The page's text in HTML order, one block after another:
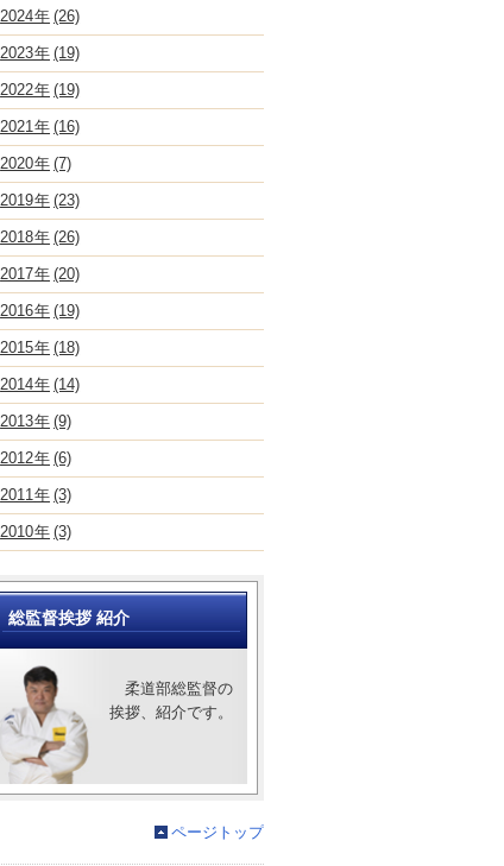
2024 (26)
2023 (19)
2022 (19)
2021 (16)
2020 (7)
2019 (23)
2018 (26)
2017 (20)
2016 (19)
2015 (18)
2014 (14)
2013 (9)
2012 (6)
2011 (3)
2010 (3)
総監督挨拶 紹介
柔道部総監督の
挨拶、紹介です。
ページトップ